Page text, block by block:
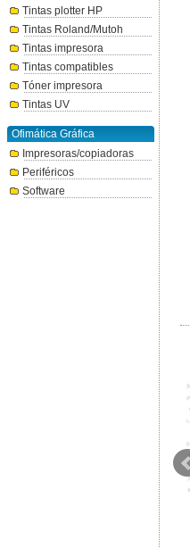
Tintas plotter HP
Tintas Roland/Mutoh
Tintas impresora
Tintas compatibles
Tóner impresora
Tintas UV
Ofimática Gráfica
Impresoras/copiadoras
Periféricos
Software
Poliflex 4675 Bobina 0,50x5m